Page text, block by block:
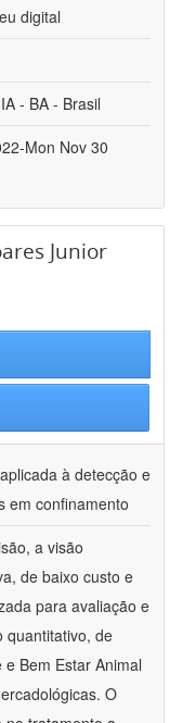
digital
- BA - Brasil
Mon Nov 30
Junior
à detecção e
em confinamento
a visão
de baixo custo e
para avaliação e
quantitativo, de
Bem Estar Animal
O